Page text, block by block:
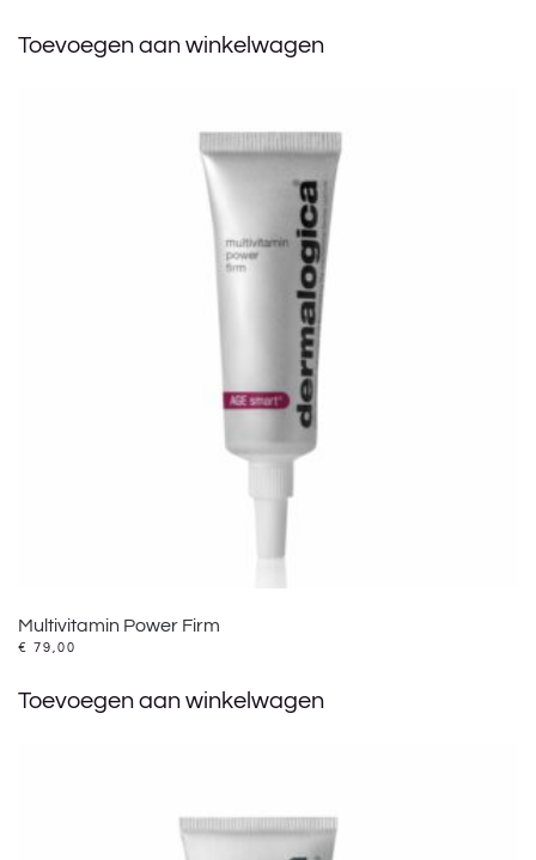
Toevoegen aan winkelwagen
Multivitamin Power Firm
€ 79,00
Toevoegen aan winkelwagen